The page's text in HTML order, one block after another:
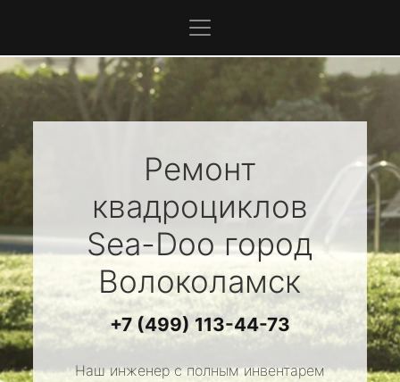
Ремонт
квадроциклов
Sea-Dooгород
Волоколамск
+7 (499) 113-44-73
Наш инженер с полным инвентарем